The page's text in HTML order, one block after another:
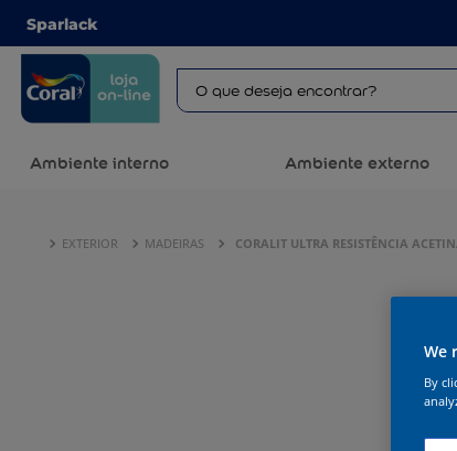
Sparlack
Ambiente interno Ambiente externo
EXTERIOR MADEIRAS CORALIT ULTRA RESISTÊNCIA
We
By